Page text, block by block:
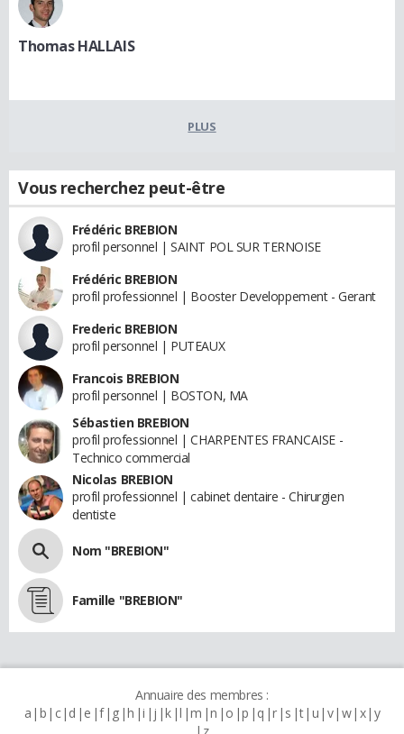
Thomas HALLAIS
PLUS
Vous recherchez peut-être
Frédéric BREBION
profil personnel | SAINT POL SUR TERNOISE
Frédéric BREBION
profil professionnel | Booster Developpement - Gerant
Frederic BREBION
profil personnel | PUTEAUX
Francois BREBION
profil personnel | BOSTON, MA
Sébastien BREBION
profil professionnel | CHARPENTES FRANCAISE -
Technico commercial
Nicolas BREBION
profil professionnel | cabinet dentaire - Chirurgien
dentiste
Nom "BREBION"
Famille "BREBION"
Annuaire des membres :
a b c d e f g h i j k l m n o p q r s t u v w x y